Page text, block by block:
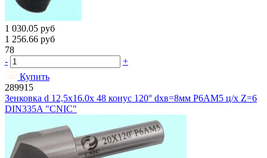
1 030.05 руб
1 256.66 руб
78
-
+
Купить
289915
Зенковка d 12,5х16.0х 48 конус 120° dхв=8мм Р6АМ5 ц/х Z=6
DIN335A "CNIC"